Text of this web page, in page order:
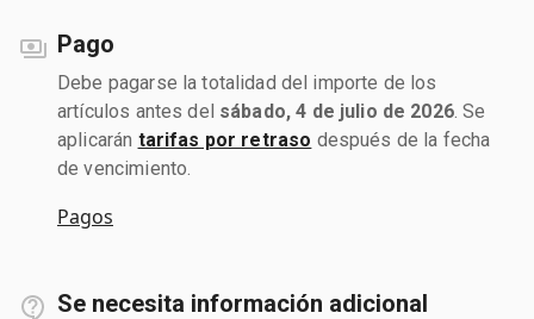
Pago
Debe pagarse la totalidad del importe de los
artículos antes del sábado, 4 de julio de 2026. Se
aplicarán tarifas por retraso después de la fecha
de vencimiento.
Pagos
Se necesita información adicional